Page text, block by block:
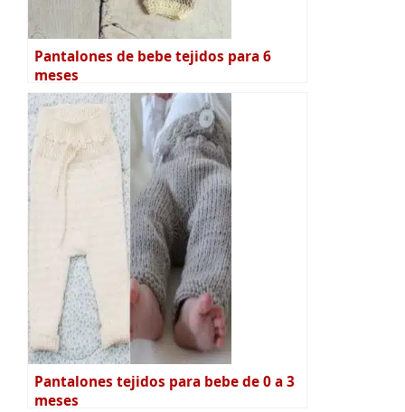
Pantalones de bebe tejidos para 6
meses
Pantalones tejidos para bebe de 0 a 3
meses